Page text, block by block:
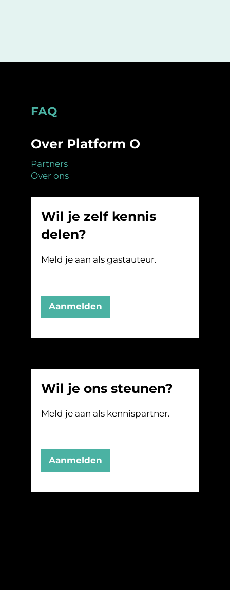
Footer
FAQ
Over Platform O
Partners
Over ons
Wil je zelf kennis
delen?
Meld je aan als gastauteur.
Aanmelden
Wil je ons steunen?
Meld je aan als kennispartner.
Aanmelden